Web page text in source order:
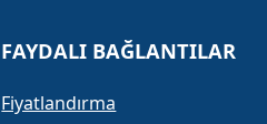
FAYDALI BAĞLANTILAR
Fiyatlandırma